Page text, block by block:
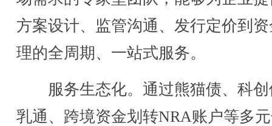
方案设计、监管沟通、发行定价到
理的全周期、一站式服务。
服务生态化。通过熊猫债、科创
乳通、跨境资金划转NRA账户等多